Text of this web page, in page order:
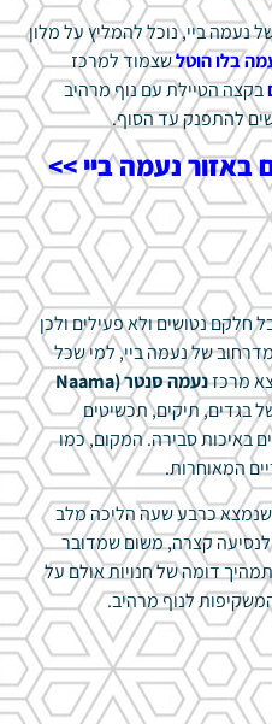
נעמה ביי, נוכל להמליץ על מלון
בלו הוטלשצמוד למרכז
בקצה הטיילת עם נוף מרהיב
להתפנק עד הסוף.
באזור נעמה ביי >>
חלקם נטושים ולא פעילים ולכן
של נעמה ביי, למי שכל
מרכז
נעמה סנטר (Naama
בגדים, תיקים, תכשיטים
באיכות סבירה. המקום, כמו
המאוחרות.
שנמצא כרבע שעה הליכה מלב
קצרה, משום שמדובר
דומה של חנויות אולם על
לנוף מרהיב.